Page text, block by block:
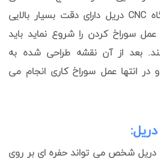
توان استفاده نمود. دستگاه CNC دریل دارای دقت بسیار بالایی
عمل سوراخ کردن را شروع نماید باید
بعد از آن نقشه طراحی شده به
انتها عمل سوراخ کاری انجام می
با استفاده از دستگاه CNC دریل شخص می تواند حفره ای بر روی